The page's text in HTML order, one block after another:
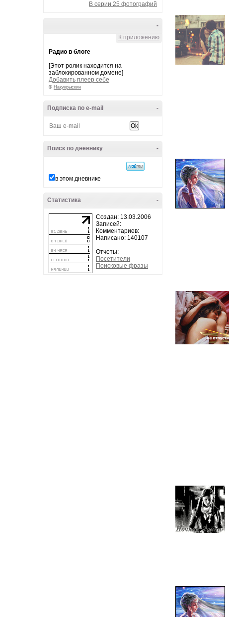
В серии 25 фотографий
-
К приложению
Радио в блоге
[Этот ролик находится на
заблокированном домене]
Добавить плеер себе
© Накукрыскин
-
Подписка по e-mail
-
Поиск по дневнику
в этом дневнике
-
Статистика
Создан: 13.03.2006
Записей:
Комментариев:
Написано: 140107
Отчеты:
Посетители
Поисковые фразы